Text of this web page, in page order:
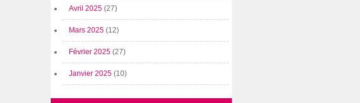
Avril 2025 (27)
Mars 2025 (12)
Février 2025 (27)
Janvier 2025 (10)